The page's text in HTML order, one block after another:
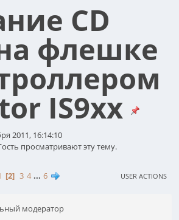
CD
флешке
IS9xx
2011, 16:14:10
просматривают эту тему.
2 3 4 ... 6 USER ACTIONS
модератор